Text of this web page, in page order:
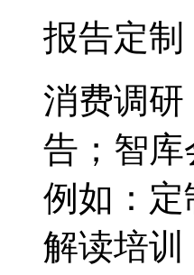
报告定制
消费调
告；智
例如：
解读培